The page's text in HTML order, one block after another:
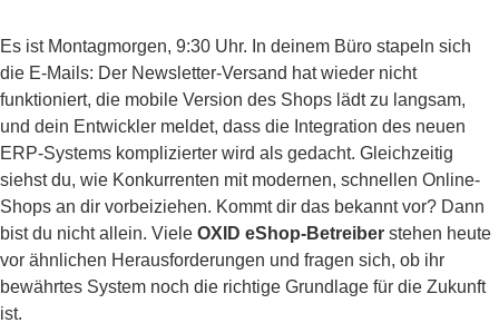
Es ist Montagmorgen, 9:30 Uhr. In deinem Büro stapeln sich
die E-Mails: Der Newsletter-Versand hat wieder nicht
funktioniert, die mobile Version des Shops lädt zu langsam,
und dein Entwickler meldet, dass die Integration des neuen
ERP-Systems komplizierter wird als gedacht. Gleichzeitig
siehst du, wie Konkurrenten mit modernen, schnellen Online-
Shops an dir vorbeiziehen. Kommt dir das bekannt vor? Dann
bist du nicht allein. Viele OXID eShop-Betreiber stehen heute
vor ähnlichen Herausforderungen und fragen sich, ob ihr
bewährtes System noch die richtige Grundlage für die Zukunft
ist.